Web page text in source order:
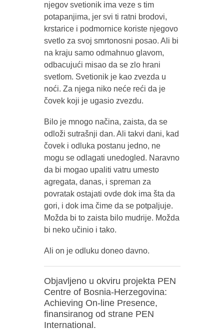
njegov svetionik ima veze s tim
potapanjima, jer svi ti ratni brodovi,
krstarice i podmornice koriste njegovo
svetlo za svoj smrtonosni posao. Ali bi
na kraju samo odmahnuo glavom,
odbacujući misao da se zlo hrani
svetlom. Svetionik je kao zvezda u
noći. Za njega niko neće reći da je
čovek koji je ugasio zvezdu.
Bilo je mnogo načina, zaista, da se
odloži sutrašnji dan. Ali takvi dani, kad
čovek i odluka postanu jedno, ne
mogu se odlagati unedogled. Naravno
da bi mogao upaliti vatru umesto
agregata, danas, i spreman za
povratak ostajati ovde dok ima šta da
gori, i dok ima čime da se potpaljuje.
Možda bi to zaista bilo mudrije. Možda
bi neko učinio i tako.
Ali on je odluku doneo davno.
Objavljeno u okviru projekta PEN
Centre of Bosnia-Herzegovina:
Achieving On-line Presence,
finansiranog od strane PEN
International.